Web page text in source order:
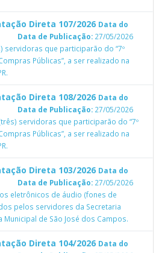
Direta 107/2026 Data do
Data de Publicação: 27/05/2026
servidoras que participarão do “7º
Públicas”, a ser realizado na
Direta 108/2026 Data do
Data de Publicação: 27/05/2026
servidoras que participarão do “7º
Públicas”, a ser realizado na
Direta 103/2026 Data do
Data de Publicação: 27/05/2026
eletrônicos de áudio (fones de
pelos servidores da Secretaria
Municipal de São José dos Campos.
Direta 104/2026 Data do